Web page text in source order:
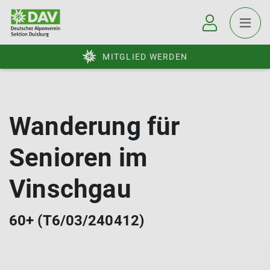
MITGLIED WERDEN
Wanderung für
Senioren im
Vinschgau
60+ (T6/03/240412)